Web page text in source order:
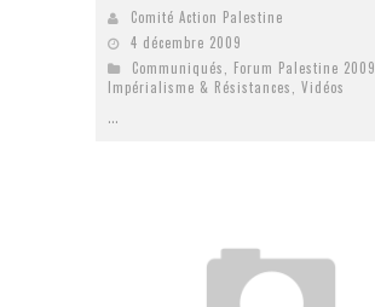
Comité Action Palestine
4 décembre 2009
Communiqués
Forum Palestine 2009
Impérialisme & Résistances
Vidéos
...